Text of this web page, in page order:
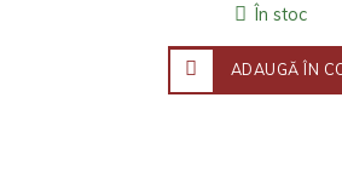
În stoc
ADAUGĂ ÎN